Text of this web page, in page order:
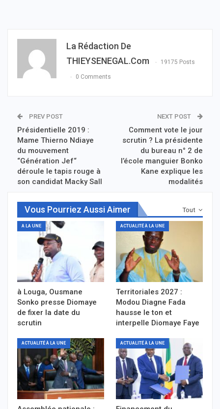
La Rédaction De
THIEYSENEGAL.com
19175 Posts
0 Comments
PREV POST
Présidentielle 2019 :
Mame Thierno Ndiaye
du mouvement
“Génération Jef“
déroule le tapis rouge à
son candidat Macky Sall
NEXT POST
Comment vote le jour
scrutin ? La présidente
du bureau n° 2 de
l’école manguier Bonko
Kane explique les
modalités
Tout
Vous Pourriez Aussi Aimer
A LA UNE
à Louga, Ousmane
Sonko presse Diomaye
de fixer la date du
scrutin
ACTUALITÉ À LA UNE
Territoriales 2027 :
Modou Diagne Fada
hausse le ton et
interpelle Diomaye Faye
ACTUALITÉ À LA UNE ACTUALITÉ À LA UNE